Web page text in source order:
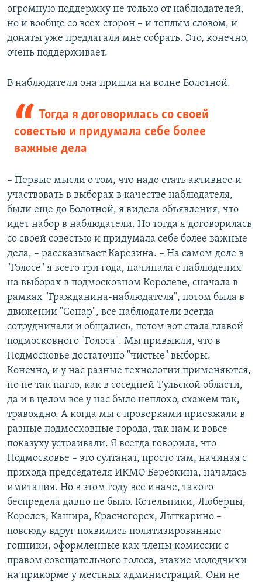
огромную поддержку не только от наблюдателей,
но и вообще со всех сторон – и теплым словом, и
донаты уже предлагали мне собрать. Это, конечно,
очень поддерживает.
В наблюдатели она пришла на волне Болотной.
Тогда я договорилась со своей
совестью и придумала себе более
важные дела
– Первые мысли о том, что надо стать активнее и
участвовать в выборах в качестве наблюдателя,
были еще до Болотной, я видела объявления, что
идет набор в наблюдатели. Но тогда я договорилась
со своей совестью и придумала себе более важные
дела, – рассказывает Карезина. – На самом деле в
"Голосе" я всего три года, начинала с наблюдения
на выборах в подмосковном Королеве, сначала в
рамках "Гражданина-наблюдателя", потом была в
движении "Сонар", все наблюдатели всегда
сотрудничали и общались, потом вот стала главой
подмосковного "Голоса". Мы привыкли, что в
Подмосковье достаточно "чистые" выборы.
Конечно, и у нас разные технологии применяются,
но не так нагло, как в соседней Тульской области,
да и в целом все у нас было неплохо, скажем так,
травоядно. А когда мы с проверками приезжали в
разные подмосковные города, так нам и вовсе
показуху устраивали. Я всегда говорила, что
Подмосковье – это султанат, просто там, начиная с
прихода председателя ИКМО Березкина, началась
имитация. Но в этом году все иначе, такого
беспредела давно не было. Котельники, Люберцы,
Королев, Кашира, Красногорск, Лыткарино –
повсюду вдруг появились политизированные
гопники, оформленные как члены комиссии с
правом совещательного голоса, этакие молодчики
на прикорме у местных администраций. Они не